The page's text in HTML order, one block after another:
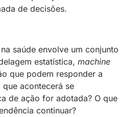
de decisões.
saúde envolve um conjunto
estatística, machine
que podem responder a
acontecerá se
de ação for adotada? O que
continuar?